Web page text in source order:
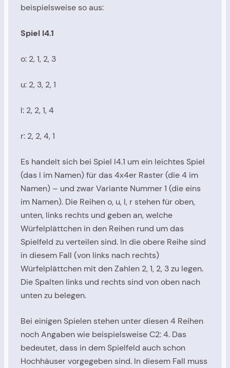
beispielsweise so aus:
Spiel l4.1
o: 2, 1, 2, 3
u: 2, 3, 2, 1
l: 2, 2, 1, 4
r: 2, 2, 4, 1
Es handelt sich bei Spiel l4.1 um ein leichtes Spiel
(das l im Namen) für das 4x4er Raster (die 4 im
Namen) – und zwar Variante Nummer 1 (die eins
im Namen). Die Reihen o, u, l, r stehen für oben,
unten, links rechts und geben an, welche
Würfelplättchen in den Reihen rund um das
Spielfeld zu verteilen sind. In die obere Reihe sind
in diesem Fall (von links nach rechts)
Würfelplättchen mit den Zahlen 2, 1, 2, 3 zu legen.
Die Spalten links und rechts sind von oben nach
unten zu belegen.
Bei einigen Spielen stehen unter diesen 4 Reihen
noch Angaben wie beispielsweise C2: 4. Das
bedeutet, dass in dem Spielfeld auch schon
Hochhäuser vorgegeben sind. In diesem Fall muss